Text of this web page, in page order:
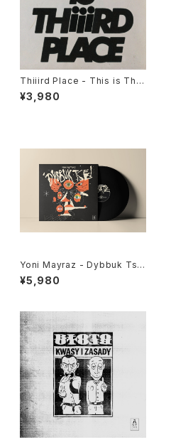
Thiiird Place - This is Thiii
rd Place "LP"
¥3,980
Yoni Mayraz - Dybbuk Tse!
"LP"
¥5,980